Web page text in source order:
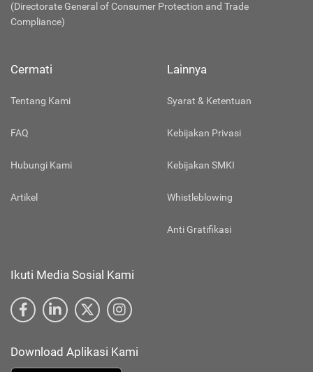
(Directorate General of Consumer Protection and Trade
Compliance)
Cermati
Tentang Kami
FAQ
Hubungi Kami
Artikel
Lainnya
Syarat & Ketentuan
Kebijakan Privasi
Kebijakan SMKI
Whistleblowing
Anti Gratifikasi
Ikuti Media Sosial Kami
Download Aplikasi Kami